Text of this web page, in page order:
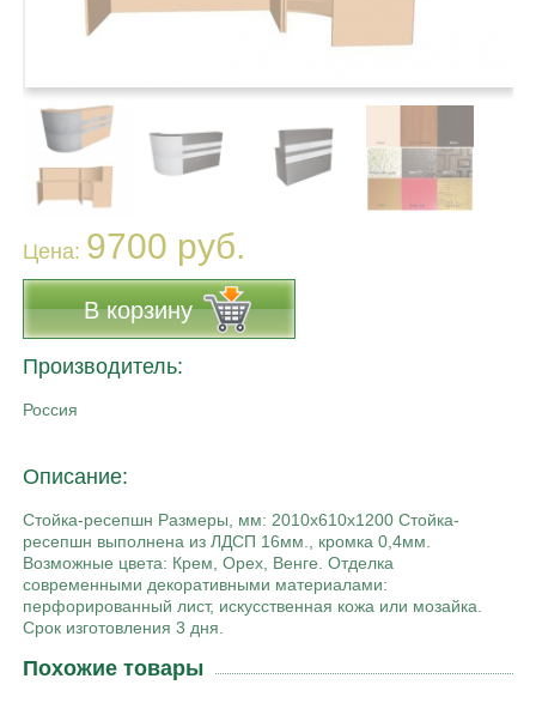
Цена: 9700 руб.
В корзину
Производитель:
Россия
Описание:
Стойка-ресепшн Размеры, мм: 2010х610х1200 Стойка-
ресепшн выполнена из ЛДСП 16мм., кромка 0,4мм.
Возможные цвета: Крем, Орех, Венге. Отделка
современными декоративными материалами:
перфорированный лист, искусственная кожа или мозайка.
Срок изготовления 3 дня.
Похожие товары